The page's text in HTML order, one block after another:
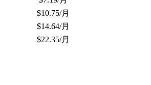
$10.75/月
$14.64/月
$22.35/月